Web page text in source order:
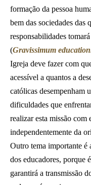
formação da pessoa
bem das sociedades das
responsabilidades
(Gravissimum
Igreja deve fazer com
acessível a quantos a
católicas desempenham
dificuldades que
realizar esta missão com
independentemente da
Outro tema importante é
dos educadores, porque
garantirá a transmissão